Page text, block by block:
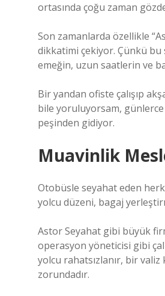
ortasında çoğu zaman
Son zamanlarda özellikle
dikkatimi çekiyor. Çünkü bu
emeğin, uzun saatlerin ve
Bir yandan ofiste çalışıp
bile yoruluyorsam,
peşinden gidiyor.
Muavinlik
Otobüsle seyahat eden
yolcu düzeni, bagaj
Astor Seyahat gibi büyük
operasyon yöneticisi gibi
yolcu rahatsızlanır, bir
zorundadır.